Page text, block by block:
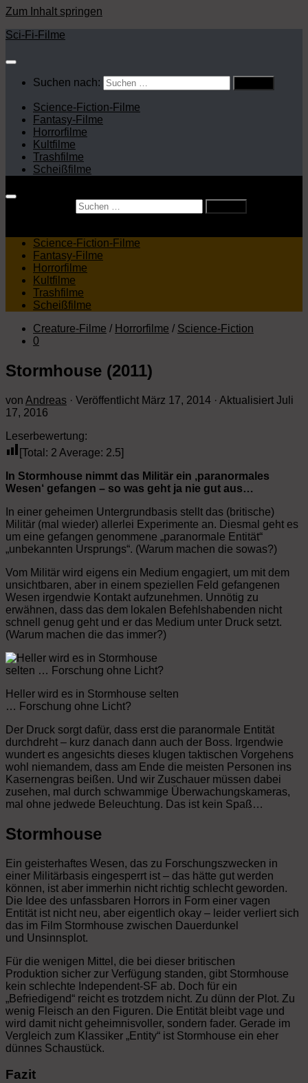
Zum Inhalt springen
Sci-Fi-Filme
Suchen nach:
Science-Fiction-Filme
Fantasy-Filme
Horrorfilme
Kultfilme
Trashfilme
Scheißfilme
Science-Fiction-Filme
Fantasy-Filme
Horrorfilme
Kultfilme
Trashfilme
Scheißfilme
Creature-Filme / Horrorfilme / Science-Fiction
0
Stormhouse (2011)
von Andreas · Veröffentlicht März 17, 2014 · Aktualisiert Juli
17, 2016
Leserbewertung:
[Total: 2 Average: 2.5]
In Stormhouse nimmt das Militär ein ‚paranormales
Wesen‘ gefangen – so was geht ja nie gut aus…
In einer geheimen Untergrundbasis stellt das (britische)
Militär (mal wieder) allerlei Experimente an. Diesmal geht es
um eine gefangen genommene „paranormale Entität“
„unbekannten Ursprungs“. (Warum machen die sowas?)
Vom Militär wird eigens ein Medium engagiert, um mit dem
unsichtbaren, aber in einem speziellen Feld gefangenen
Wesen irgendwie Kontakt aufzunehmen. Unnötig zu
erwähnen, dass das dem lokalen Befehlshabenden nicht
schnell genug geht und er das Medium unter Druck setzt.
(Warum machen die das immer?)
Heller wird es in Stormhouse selten
… Forschung ohne Licht?
Der Druck sorgt dafür, dass erst die paranormale Entität
durchdreht – kurz danach dann auch der Boss. Irgendwie
wundert es angesichts dieses klugen taktischen Vorgehens
wohl niemandem, dass am Ende die meisten Personen ins
Kasernengras beißen. Und wir Zuschauer müssen dabei
zusehen, mal durch schwammige Überwachungskameras,
mal ohne jedwede Beleuchtung. Das ist kein Spaß…
Stormhouse
Ein geisterhaftes Wesen, das zu Forschungszwecken in
einer Militärbasis eingesperrt ist – das hätte gut werden
können, ist aber immerhin nicht richtig schlecht geworden.
Die Idee des unfassbaren Horrors in Form einer vagen
Entität ist nicht neu, aber eigentlich okay – leider verliert sich
das im Film Stormhouse zwischen Dauerdunkel
und Unsinnsplot.
Für die wenigen Mittel, die bei dieser britischen
Produktion sicher zur Verfügung standen, gibt Stormhouse
kein schlechte Independent-SF ab. Doch für ein
„Befriedigend“ reicht es trotzdem nicht. Zu dünn der Plot. Zu
wenig Fleisch an den Figuren. Die Entität bleibt vage und
wird damit nicht geheimnisvoller, sondern fader. Gerade im
Vergleich zum Klassiker „Entity“ ist Stormhouse ein eher
dünnes Schaustück.
Fazit